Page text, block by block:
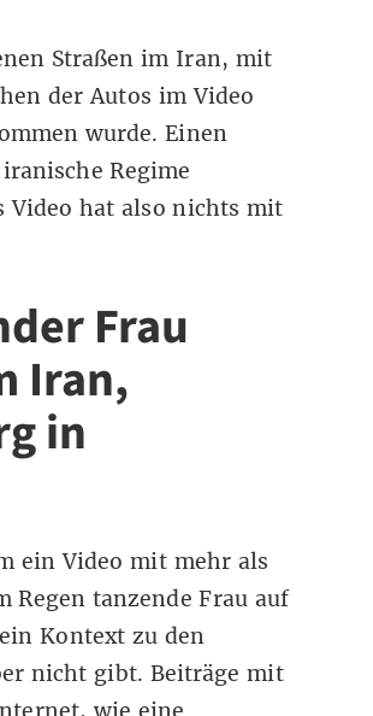
Straßen im Iran, mit
der Autos im Video
wurde. Einen
Regime
Video hat also nichts mit
Frau
Iran,
in
ein Video mit mehr als
tanzende Frau auf
Kontext zu den
nicht gibt. Beiträge mit